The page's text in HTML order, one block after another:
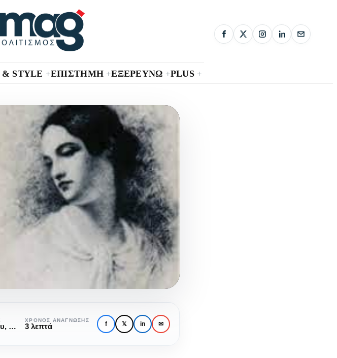
STYLE +ΕΠΙΣΤΗΜΗ +ΕΞΕΡΕΥΝΩ +PLUS +
29 Δεκεμβρίου, 2018
ΧΡΌΝΟΣ ΑΝΆΓΝΩΣΗΣ
3 λεπτά f 𝕏 in ✉